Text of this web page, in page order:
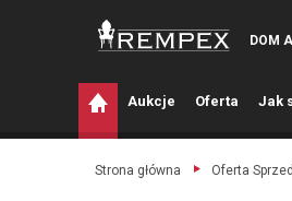
DOM
Aukcje Oferta Jak
Strona główna Oferta